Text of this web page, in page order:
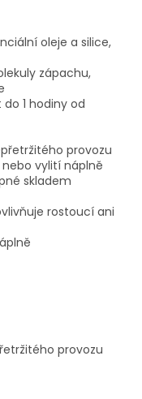
oleje a silice,
zápachu,
1 hodiny od
provozu
vylití náplně
skladem
rostoucí ani
provozu